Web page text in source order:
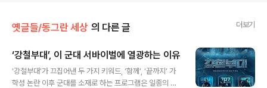
옛글들/동그란 세상 의 다른 글 더보기
‘강철부대’, 이 군대 서바이벌에 열광하는 이유
‘강철부대’가 끄집어낸 두 가지 키워드, ‘함께’, ‘끝까지’ 가
학성 논란 이후 군대를 소재로 하는 프로그램은 일종의 선